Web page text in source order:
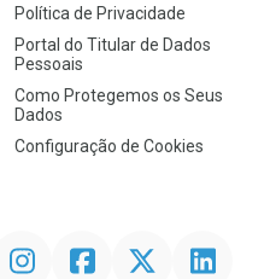
Política de Privacidade
Portal do Titular de Dados
Pessoais
Como Protegemos os Seus
Dados
Configuração de Cookies
InstagramFacebookTwitter Linkedin